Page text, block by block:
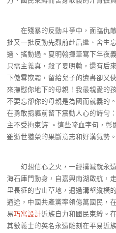
在殘暴的反動斗爭中，面臨仇敵
批又一批反動先烈前赴后繼、舍生
過、搖動過。夏明翰揮筆寫下年夜
只需主義真，殺了夏明翰，還有后
下傲雪欺霜，留給兒子的遺書卻又
來撫慰你地下的母親！我最親愛的
不要忘卻你的母親是為國而就義的
在勇敢捐軀前留下震動人心的詩句
主不受拘束詩”。這些啼血字句，
雖逝世猶榮的果斷意志和好漢氣勢。
幻想信心之火，一經撲滅就永遠
海石庫門動身，自嘉興南湖啟航，
里長征的雪山草地，邁過溝壑縱橫
通途，中國共產黨率領億萬國民，
易巧寓設計近族自力和國民束縛。
其數義士的英名永遠雕刻在平易近